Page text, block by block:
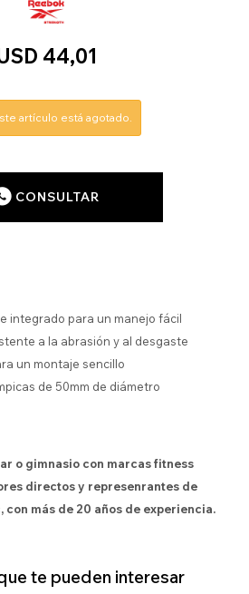
44,01
artículo está agotado.
CONSULTAR
integrado para un manejo fácil
a la abrasión y al desgaste
un montaje sencillo
de 50mm de diámetro
o gimnasio con marcas fitness
directos y represenrantes de
con más de 20 años de experiencia.
te pueden interesar